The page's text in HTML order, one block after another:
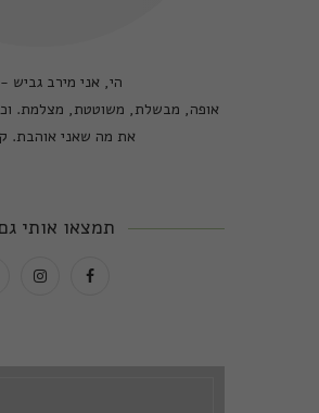
הי, אני מירב גביש
אופה, מבשלת, משוטטת, מצלמת.
את מה שאני אוהבת.
תמצאו אותי